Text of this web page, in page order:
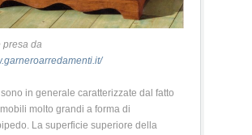
presa da
in generale caratterizzate dal fatto
molto grandi a forma di
La superficie superiore della